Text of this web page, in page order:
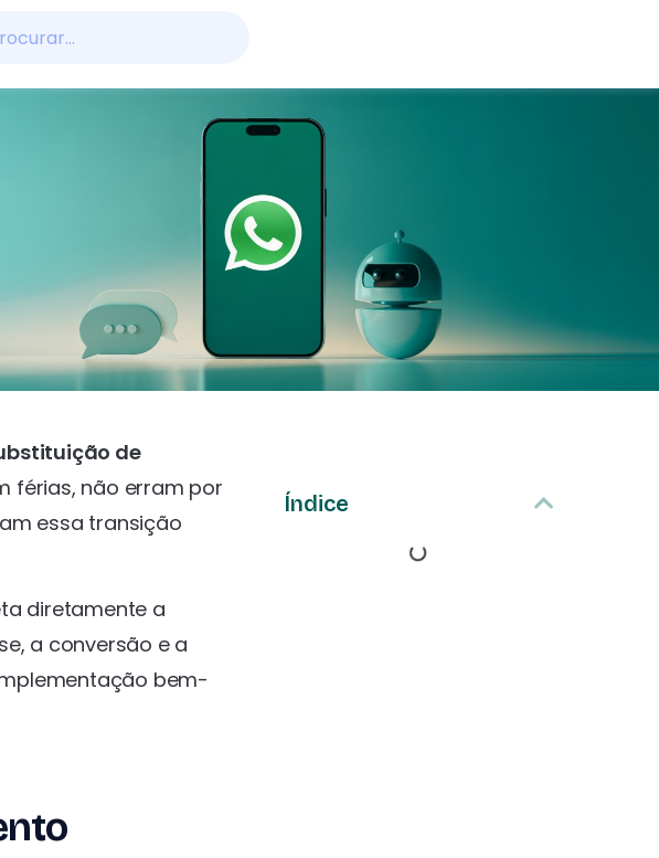
de
férias, não erram por
essa transição
diretamente a
a conversão e a
bem-
Índice